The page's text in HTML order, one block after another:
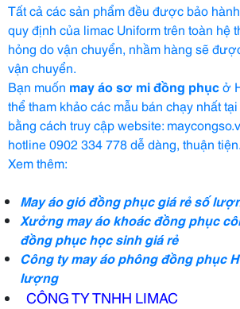
Tất cả các sản phẩm đều được bảo
quy định của limac Uniform trên toàn hệ
hỏng do vận chuyển, nhầm hàng sẽ
vận chuyển.
Bạn muốn may áo sơ mi đồng phụcở
thể tham khảo các mẫu bán chạy nhất
bằng cách truy cập website:
hotline 0902 334 778 dễ dàng, thuận tiện.
Xem thêm:
May áo gió đồng phục giá rẻ số
Xưởng may áo khoác đồng phục
đồng phục học sinh giá rẻ
Công ty may áo phông đồng phục
lượng
CÔNG TY TNHH LIMAC